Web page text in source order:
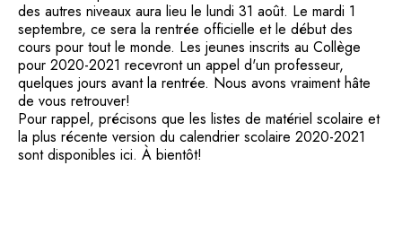
des autres niveaux aura lieu le lundi 31 août. Le mardi 1
septembre, ce sera la rentrée officielle et le début des
cours pour tout le monde. Les jeunes inscrits au Collège
pour 2020-2021 recevront un appel d'un professeur,
quelques jours avant la rentrée. Nous avons vraiment hâte
de vous retrouver!
Pour rappel, précisons que les listes de matériel scolaire et
la plus récente version du calendrier scolaire 2020-2021
sont disponibles ici. À bientôt!